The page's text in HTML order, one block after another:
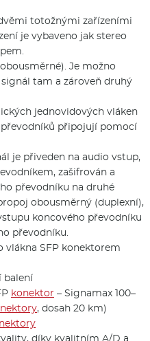
totožnými zařízeními
je vybaveno jak stereo
Je možno
tam a zároveň druhý
jednovidových vláken
převodníků připojují pomocí
je přiveden na audio vstup,
zašifrován a
převodníku na druhé
obousměrný (duplexní),
koncového převodníku
převodníku.
SFP konektorem
balení
konektor – Signamax 100–
, dosah 20 km)
díky kvalitním A/D a